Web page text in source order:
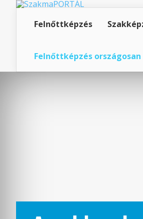
Felnőttképzés
Felnőttképzés országosan